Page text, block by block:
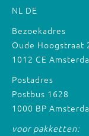
NL DE
Bezoekadres
Oude Hoogstraat
1012 CE
Postadres
Postbus 1628
1000 BP
voor pakketten: